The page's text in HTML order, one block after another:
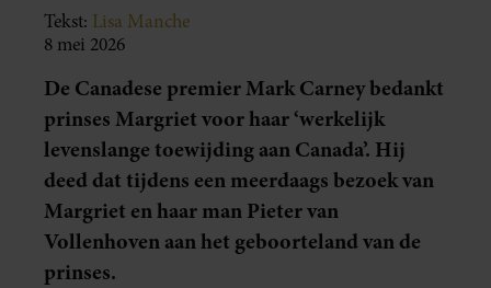
Tekst: Lisa Manche
8 mei 2026
De Canadese premier Mark Carney bedankt
prinses Margriet voor haar ‘werkelijk
levenslange toewijding aan Canada’. Hij
deed dat tijdens een meerdaags bezoek van
Margriet en haar man Pieter van
Vollenhoven aan het geboorteland van de
prinses.